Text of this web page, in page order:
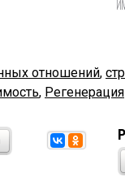
отношений,
, Регенерация